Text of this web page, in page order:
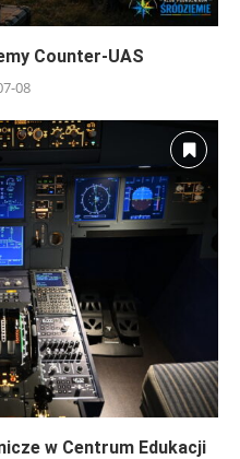
Counter-UAS
08
w Centrum Edukacji